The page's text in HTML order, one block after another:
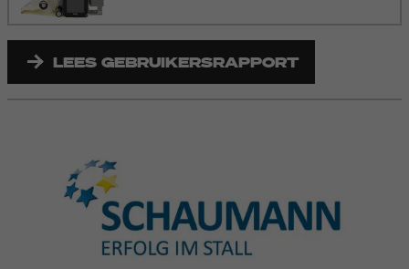
LEES GEBRUIKERSRAPPORT